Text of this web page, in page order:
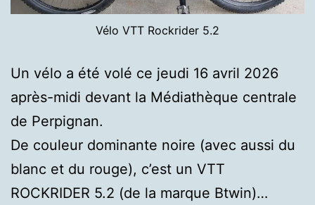
Vélo VTT Rockrider 5.2
Un vélo a été volé ce jeudi 16 avril 2026
après-midi devant la Médiathèque centrale
de Perpignan.
De couleur dominante noire (avec aussi du
blanc et du rouge), c’est un VTT
ROCKRIDER 5.2 (de la marque Btwin)…